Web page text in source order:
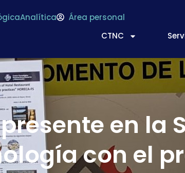
Analítica
Área personal
CTNC
presente en
con el